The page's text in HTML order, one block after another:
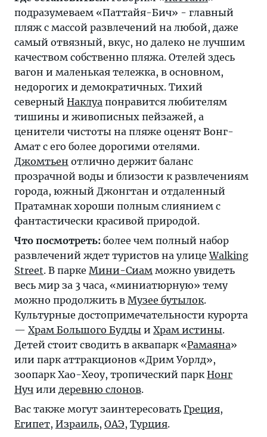
подразумеваем «Паттайя-Бич» - главный
пляж с массой развлечений на любой, даже
самый отвязный, вкус, но далеко не лучшим
качеством собственно пляжа. Отелей здесь
вагон и маленькая тележка, в основном,
недорогих и демократичных. Тихий
северный Наклуа понравится любителям
тишины и живописных пейзажей, а
ценители чистоты на пляже оценят Вонг-
Амат с его более дорогими отелями.
Джомтьен отлично держит баланс
прозрачной воды и близости к развлечениям
города, южный Джонгтан и отдаленный
Пратамнак хороши полным слиянием с
фантастически красивой природой.
Что посмотреть: более чем полный набор
развлечений ждет туристов на улицеWalking
Street. В парке Мини-Сиам можно увидеть
весь мир за 3 часа, «миниатюрную» тему
можно продолжить в Музее бутылок.
Культурные достопримечательности курорта
— Храм Большого Будды и Храм истины.
Детей стоит сводить в аквапарк «Рамаяна»
или парк аттракционов «Дрим Уорлд»,
зоопарк Хао-Хеоу, тропический паркНонг
Нуч или деревню слонов.
Вас также могут заинтересовать Греция,
Египет, Израиль, ОАЭ, Турция.